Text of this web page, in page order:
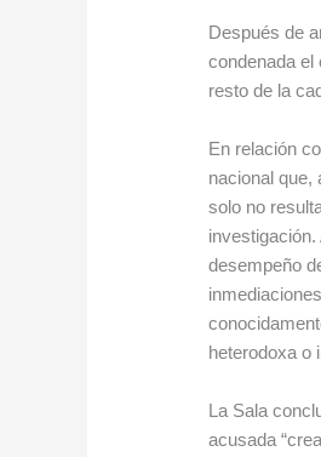
Después de
condenada el
resto de la
En relación
nacional que,
solo no
desempeño
heterodoxa o
La Sala
acusada